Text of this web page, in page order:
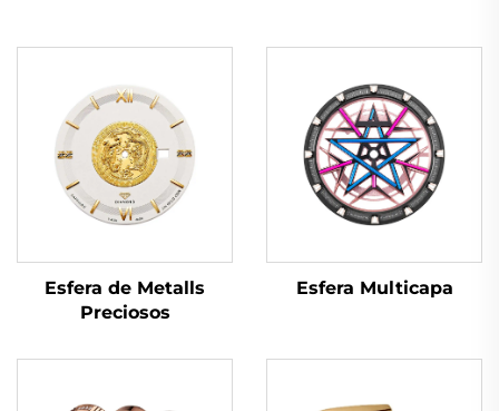
Esfera de Metalls
Preciosos
Esfera Multicapa